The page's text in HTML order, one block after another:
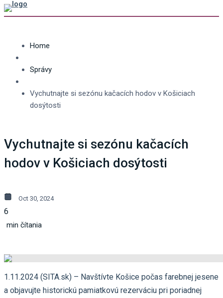
Home
Správy
Vychutnajte si sezónu kačacích hodov v Košiciach
dosýtosti
Vychutnajte si sezónu kačacích
hodov v Košiciach dosýtosti
Oct 30, 2024
6
min čítania
1.11.2024 (SITA.sk) – Navštívte Košice počas farebnej jesene
a objavujte historickú pamiatkovú rezerváciu pri poriadnej